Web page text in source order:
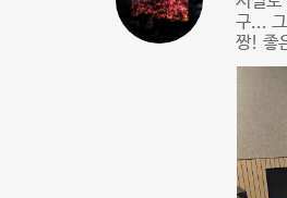
구...
짱! 좋